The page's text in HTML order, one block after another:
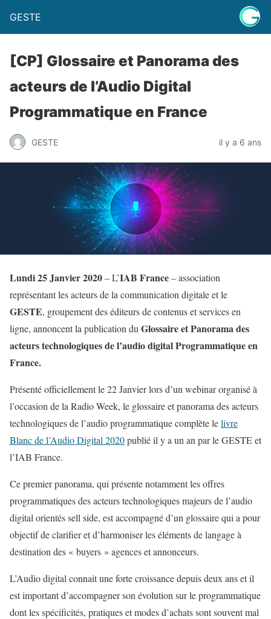
GESTE
[CP] Glossaire et Panorama des
acteurs de l’Audio Digital
Programmatique en France
GESTE il y a 6 ans
Lundi 25 Janvier 2020– L’IAB France– association
représentant les acteurs de la communication digitale et le
GESTE, groupement des éditeurs de contenus et services en
ligne, annoncent la publication du Glossaire et Panorama des
acteurs technologiques de l’audio digital Programmatique en
France.
Présenté officiellement le 22 Janvier lors d’un webinar organisé à
l’occasion de la Radio Week, le glossaire et panorama des acteurs
technologiques de l’audio programmatique complète lelivre
Blanc de l’Audio Digital 2020publié il y a un an par le GESTE et
l’IAB France.
Ce premier panorama, qui présente notamment les offres
programmatiques des acteurs technologiques majeurs de l’audio
digital orientés sell side, est accompagné d’un glossaire qui a pour
objectif de clarifier et d’harmoniser les éléments de langage à
destination des « buyers » agences et annonceurs.
L’Audio digital connait une forte croissance depuis deux ans et il
est important d’accompagner son évolution sur le programmatique
dont les spécificités, pratiques et modes d’achats sont souvent mal